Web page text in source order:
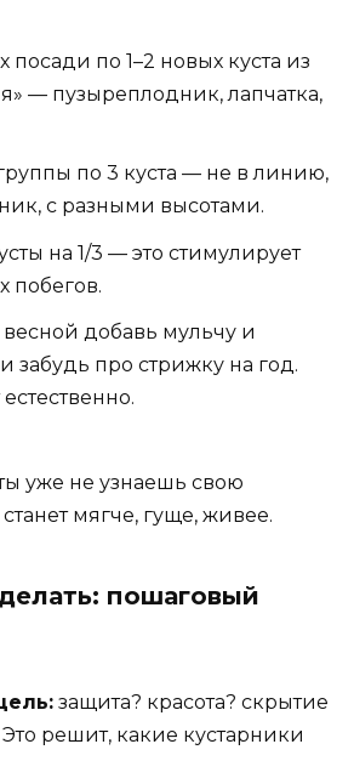
посади по 1–2 новых куста из
— пузыреплодник, лапчатка,
по 3 куста — не в линию,
с разными высотами.
на 1/3 — это стимулирует
побегов.
добавь мульчу и
забудь про стрижку на год.
естественно.
уже не узнаешь свою
мягче, гуще, живее.
пошаговый
защита? красота? скрытие
решит, какие кустарники